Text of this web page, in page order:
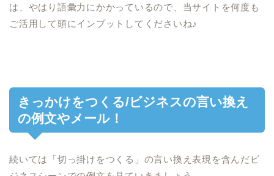
は、やはり語彙力にかかっているので、当サイトを何度も
ご活用して頭にインプットしてくださいね♪
きっかけをつくる/ビジネスの言い換え
の例文やメール！
続いては「切っ掛けをつくる」の言い換え表現を含んだビ